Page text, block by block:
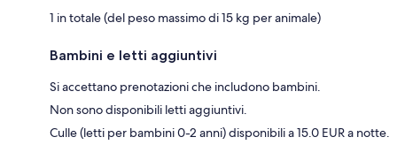
1 in totale (del peso massimo di 15 kg per animale)
Bambini e letti aggiuntivi
Si accettano prenotazioni che includono bambini.
Non sono disponibili letti aggiuntivi.
Culle (letti per bambini 0-2 anni) disponibili a 15.0 EUR a notte.